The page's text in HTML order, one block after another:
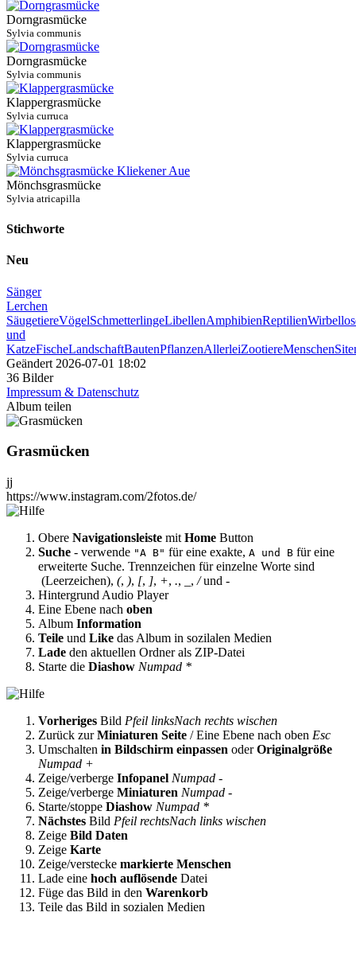
Dorngrasmücke
Sylvia communis
Dorngrasmücke
Sylvia communis
Klappergrasmücke
Sylvia curruca
Klappergrasmücke
Sylvia curruca
Mönchsgrasmücke
Sylvia atricapilla
Stichworte
Neu
Sänger
Lerchen
SäugetiereVögelSchmetterlingeLibellenAmphibienReptilien
und
KatzeFischeLandschaftBautenPflanzenAllerleiZootiereMenschen
Geändert 2026-07-01 18:02
36 Bilder
Impressum & Datenschutz
Album teilen
Grasmücken
jj
https://www.instagram.com/2fotos.de/
Obere Navigationsleiste mit Home Button
Suche - verwende "A B" für eine exakte, A und B für eine
erweiterte Suche. Trennzeichen für einzelne Worte sind
(Leerzeichen), (, ), [, ], +, ., , /und -
Hintergrund Audio Player
Eine Ebene nach oben
Album Information
Teile und Like das Album in sozilalen Medien
Lade den aktuellen Ordner als ZIP-Datei
Starte die Diashow Numpad *
Vorheriges Bild Pfeil linksNach rechts wischen
Zurück zurMiniaturen Seite / Eine Ebene nach oben Esc
Umschalten in Bildschirm einpassen oderOriginalgröße
Numpad +
Zeige/verberge Infopanel Numpad -
Zeige/verberge Miniaturen Numpad -
Starte/stoppe Diashow Numpad *
Nächstes Bild Pfeil rechtsNach links wischen
Zeige Bild Daten
Zeige Karte
Zeige/verstecke markierte Menschen
Lade eine hoch auflösende Datei
Füge das Bild in den Warenkorb
Teile das Bild in sozialen Medien